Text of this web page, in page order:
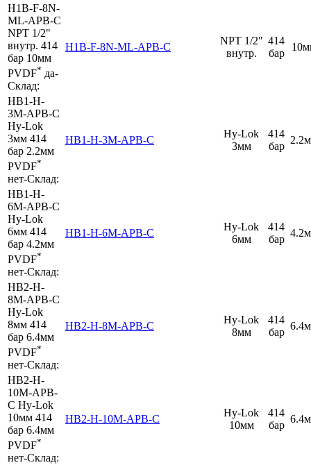
H1B-F-8N-
ML-APB-C
NPT 1/2"
внутр. 414
бар 10мм
PVDF* да-
Склад:
H1B-F-8N-ML-APB-C
NPT 1/2"
внутр.
414
бар
HB1-H-
3M-APB-C
Hy-Lok
3мм 414
бар 2.2мм
PVDF*
нет-Склад:
HB1-H-3M-APB-C
Hy-Lok
3мм
414
бар
HB1-H-
6M-APB-C
Hy-Lok
6мм 414
бар 4.2мм
PVDF*
нет-Склад:
HB1-H-6M-APB-C
Hy-Lok
6мм
414
бар
HB2-H-
8M-APB-C
Hy-Lok
8мм 414
бар 6.4мм
PVDF*
нет-Склад:
HB2-H-8M-APB-C
Hy-Lok
8мм
414
бар
HB2-H-
10M-APB-
C Hy-Lok
10мм 414
бар 6.4мм
PVDF*
нет-Склад:
HB2-H-10M-APB-C
Hy-Lok
10мм
414
бар